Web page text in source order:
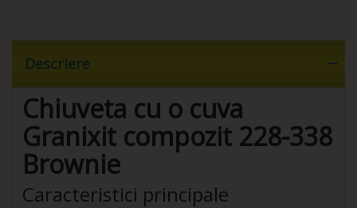
Descriere
Chiuveta cu o cuva
Granixit compozit 228-338
Brownie
Caracteristici principale